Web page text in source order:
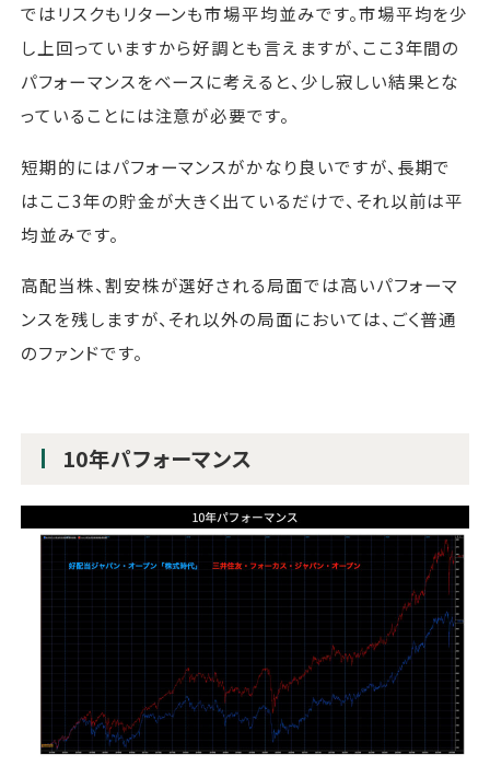
ではリスクもリターンも市場平均並みです。市場平均を少
し上回っていますから好調とも言えますが、ここ3年間の
パフォーマンスをベースに考えると、少し寂しい結果とな
っていることには注意が必要です。
短期的にはパフォーマンスがかなり良いですが、長期で
はここ3年の貯金が大きく出ているだけで、それ以前は平
均並みです。
高配当株、割安株が選好される局面では高いパフォーマ
ンスを残しますが、それ以外の局面においては、ごく普通
のファンドです。
10年パフォーマンス